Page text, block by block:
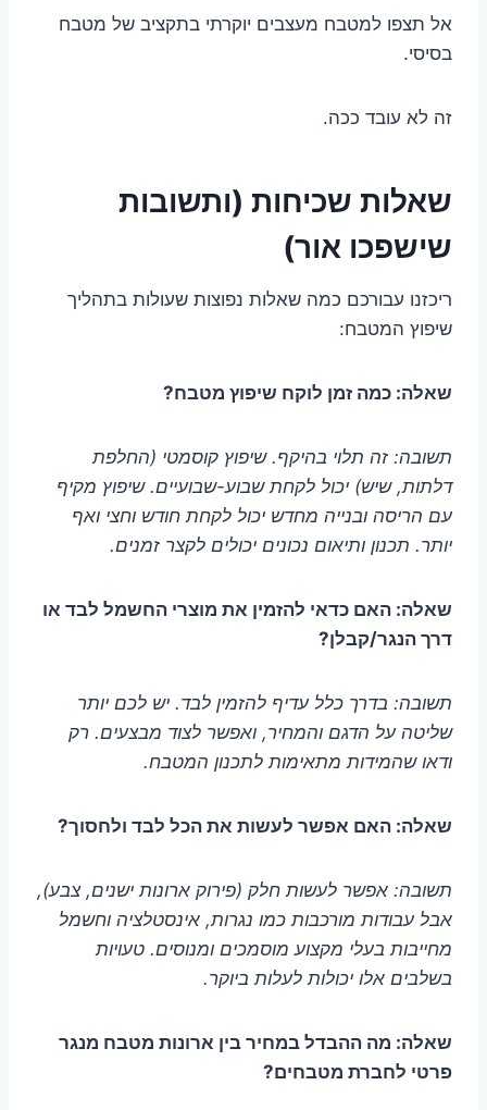
אל תצפו למטבח מעצבים יוקרתי בתקציב של מטבח
בסיסי.
זה לא עובד ככה.
שאלות שכיחות (ותשובות
שישפכו אור)
ריכזנו עבורכם כמה שאלות נפוצות שעולות בתהליך
שיפוץ המטבח:
שאלה: כמה זמן לוקח שיפוץ מטבח?
תשובה: זה תלוי בהיקף. שיפוץ קוסמטי (החלפת
דלתות, שיש) יכול לקחת שבוע-שבועיים. שיפוץ מקיף
עם הריסה ובנייה מחדש יכול לקחת חודש וחצי ואף
יותר. תכנון ותיאום נכונים יכולים לקצר זמנים.
שאלה: האם כדאי להזמין את מוצרי החשמל לבד או
דרך הנגר/קבלן?
תשובה: בדרך כלל עדיף להזמין לבד. יש לכם יותר
שליטה על הדגם והמחיר, ואפשר לצוד מבצעים. רק
ודאו שהמידות מתאימות לתכנון המטבח.
שאלה: האם אפשר לעשות את הכל לבד ולחסוך?
תשובה: אפשר לעשות חלק (פירוק ארונות ישנים, צבע),
אבל עבודות מורכבות כמו נגרות, אינסטלציה וחשמל
מחייבות בעלי מקצוע מוסמכים ומנוסים. טעויות
בשלבים אלו יכולות לעלות ביוקר.
שאלה: מה ההבדל במחיר בין ארונות מטבח מנגר
פרטי לחברת מטבחים?